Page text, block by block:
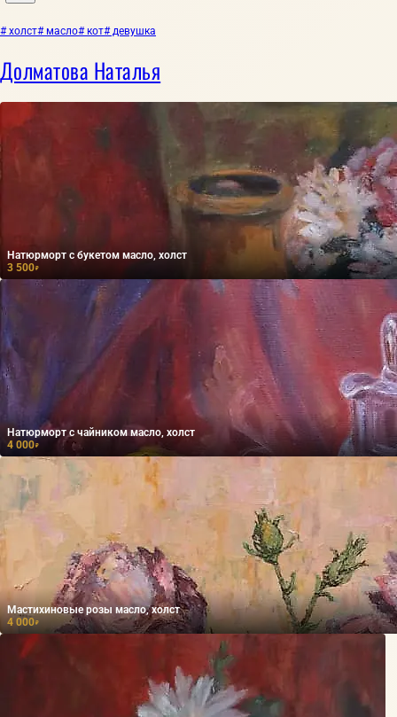
# холст# масло# кот# девушка
Долматова Наталья
Натюрморт с букетом масло, холст
3 500₽
Натюрморт с чайником масло, холст
4 000₽
Мастихиновые розы масло, холст
4 000₽